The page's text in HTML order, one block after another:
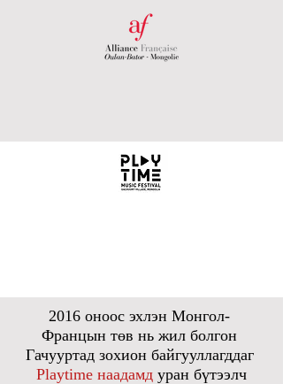
2016 оноос эхлэн Монгол-
Францын төв нь жил болгон
Гачууртад зохион байгууллагддаг
Playtime наадамд уран бүтээлч